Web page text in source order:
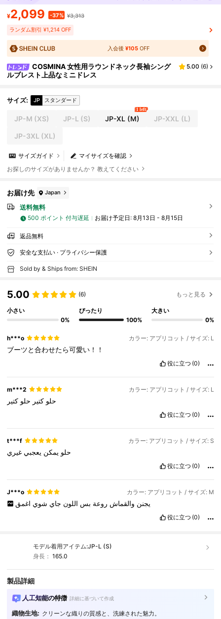
¥2,099 -37% ¥3,313
ランダム割引 ¥1,214 OFF
入会後¥105 OFF
COSMINA 女性用ラウンドネック長袖シング
ルブレスト上品なミニドレス
5.00 (6)
サイズ: JP スタンダード
JP-M (XS) JP-L (S) JP-XL (M)
1 left
JP-XXL (L)
JP-3XL (XL)
マイサイズを確認
サイズガイド
お探しのサイズがありませんか？ 教えてください
お届け先 Japan
送料無料
500 ポイント 付与遅延 お届け予定日: 8月13日 - 8月15日
返品無料
安全な支払い · プライバシー保護
Sold by & Ships from: SHEIN
5.00 (6) もっと見る
小さい
0%
ぴったり
100%
大きい
0%
h***o カラー: アプリコット / サイズ: L
ブーツと合わせたら可愛い！！
役に立つ (0)
m***2 カラー: アプリコット / サイズ: L
حلو كتير حلو كتير
役に立つ (0)
t***f カラー: アプリコット / サイズ: S
حلو يمكن يعجبي غيري
役に立つ (0)
J***o カラー: アプリコット / サイズ: M
يجنن والقماش روعة بس اللون جاي شوي اغمق
役に立つ (0)
モデル着用アイテム:JP-L (S)
身長： 165.0
製品詳細
人工知能の特徴 詳細に基づいて作成
織物生地: クリーンな織りの質感と、洗練された魅力。